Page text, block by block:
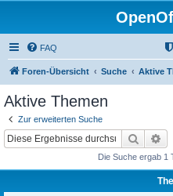
FAQ
Foren-Übersicht Suche Aktive
Aktive Themen
Zur erweiterten Suche
Suche
Die Suche ergab 1